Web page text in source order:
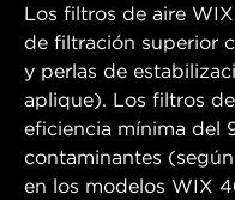
Los filtros de aire
de filtración superior
y perlas de
aplique). Los filtros
eficiencia mínima del
contaminantes
en los modelos WIX